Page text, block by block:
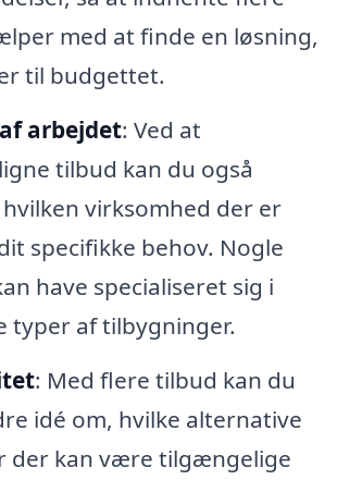
med at finde en løsning,
til budgettet.
arbejdet: Ved at
tilbud kan du også
virksomhed der er
specifikke behov. Nogle
have specialiseret sig i
typer af tilbygninger.
: Med flere tilbud kan du
idé om, hvilke alternative
der kan være tilgængelige